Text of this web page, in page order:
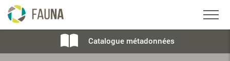
Catalogue métadonnées